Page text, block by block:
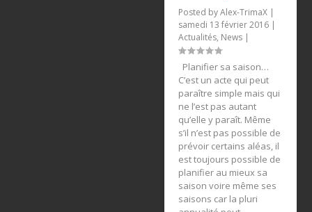
Posted byAlex-TrimaX |
samedi 13 février 2016 |
Actualités, News |
Planifier sa saison…
C’est un acte qui peut
paraître simple mais qui
ne l’est pas autant
qu’elle y paraît. Même
s’il n’est pas possible de
prévoir certains aléas, il
est toujours possible de
planifier au mieux sa
saison voire même ses
saisons car la pluri